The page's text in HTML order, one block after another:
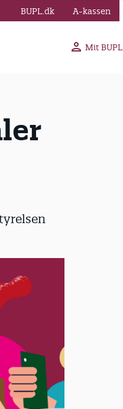
Mit BUPL
BUPL.dk A-kassen